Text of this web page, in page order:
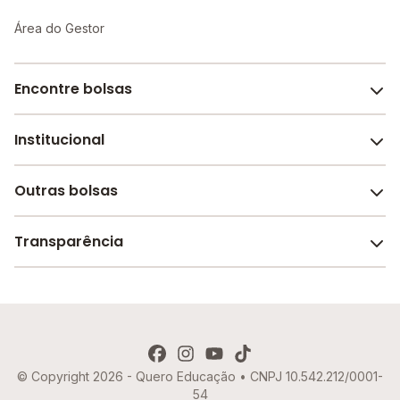
Área do Gestor
Encontre bolsas
Melhores escolas de São Paulo
Escolas por cidade e bairro
Institucional
Sobre o Melhor Escola
Revista Melhor Escola
Outras bolsas
Faculdades e universidades
Transparência
Política de Cookies
© Copyright 2026 - Quero Educação • CNPJ 10.542.212/0001-
54